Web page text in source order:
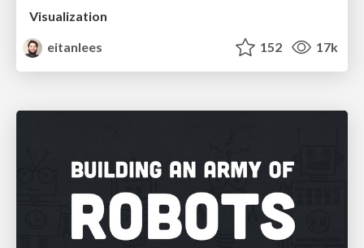
Visualization
eitanlees
152 17k